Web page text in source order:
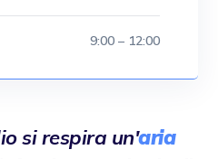
9:00 – 12:00
si respira un'aria